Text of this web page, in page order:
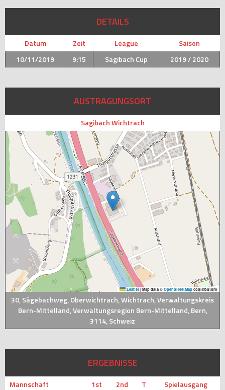
DETAILS
Datum Zeit League
Saison
10/11/2019
9:15 Sagibach Cup 2019 / 2020
AUSTRAGUNGSORT
Sagibach Wichtrach
Leaflet | Map data © OpenStreetMap contributors
30, Sägebachweg, Oberwichtrach, Wichtrach, Verwaltungskreis
Bern-Mittelland, Verwaltungsregion Bern-Mittelland, Bern,
3114, Schweiz
ERGEBNISSE
Mannschaft 1st 2nd T
Spielausgang